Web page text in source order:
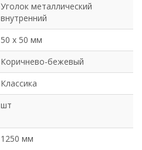
Уголок металлический
внутренний
50 х 50 мм
Коричнево-бежевый
Классика
шт
1250 мм